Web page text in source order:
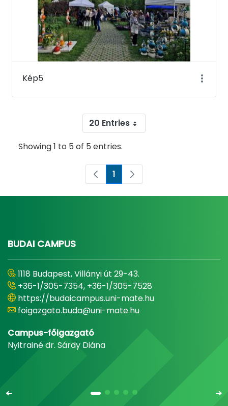
Kép5
20 Entries
Showing 1 to 5 of 5 entries.
Page
1
BUDAI CAMPUS
1118 Budapest, Villányi út 29-43.
+36-1/305-7354, +36-1/305-7528
https://budaicampus.uni-mate.hu
foigazgato.buda@uni-mate.hu
Campus-főigazgató
Nyitrainé dr. Sárdy Diána